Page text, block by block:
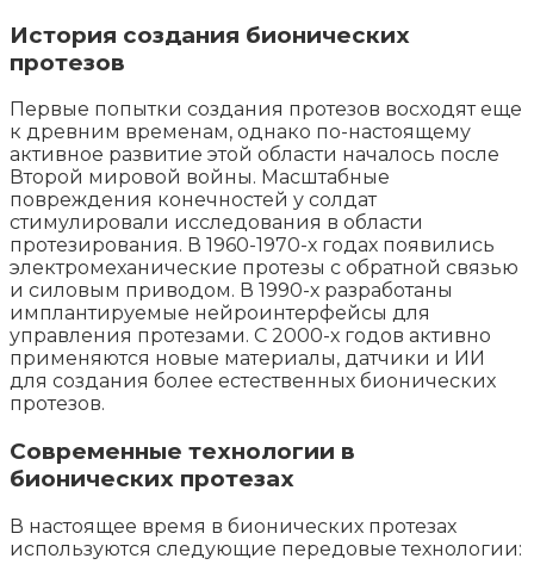
История создания бионических
протезов
Первые попытки создания протезов восходят еще
к древним временам, однако по-настоящему
активное развитие этой области началось после
Второй мировой войны. Масштабные
повреждения конечностей у солдат
стимулировали исследования в области
протезирования. В 1960-1970-х годах появились
электромеханические протезы с обратной связью
и силовым приводом. В 1990-х разработаны
имплантируемые нейроинтерфейсы для
управления протезами. С 2000-х годов активно
применяются новые материалы, датчики и ИИ
для создания более естественных бионических
протезов.
Современные технологии в
бионических протезах
В настоящее время в бионических протезах
используются следующие передовые технологии: